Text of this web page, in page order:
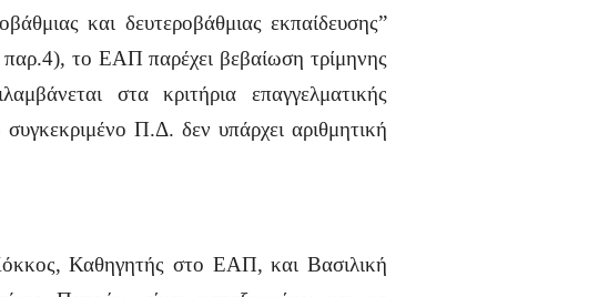
και δευτεροβάθμιας εκπαίδευσης”
το ΕΑΠ παρέχει βεβαίωση τρίμηνης
στα κριτήρια επαγγελματικής
Π.Δ. δεν υπάρχει αριθμητική
Καθηγητής στο ΕΑΠ, και Βασιλική